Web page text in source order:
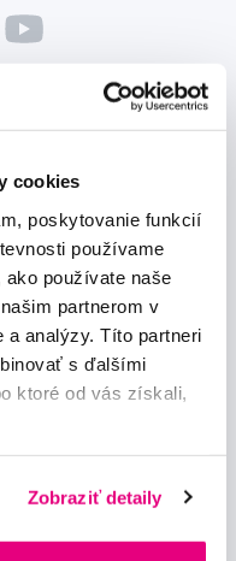
cookies
poskytovanie funkcií
používame
používate naše
partnerom v
analýzy. Títo partneri
s ďalšími
ktoré od vás získali,
Zobraziť detaily
Odebírat
a akčních nabídkách
údajůpro tyto účely.